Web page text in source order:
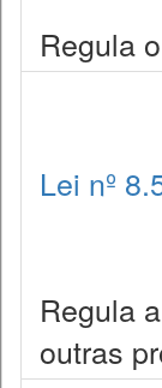
Regula
Lei nº
Regula
outras